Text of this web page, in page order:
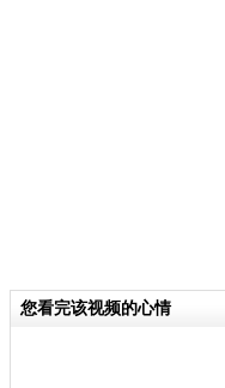
您看完该视频的心情